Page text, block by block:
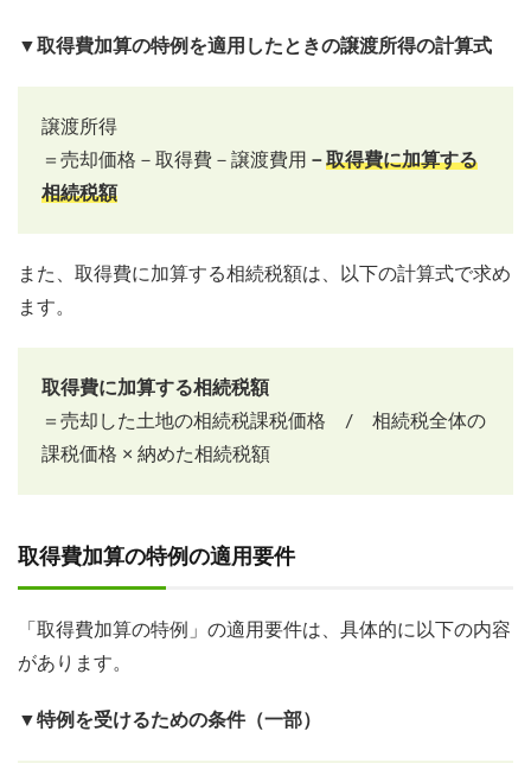
▼取得費加算の特例を適用したときの譲渡所得の計算式
譲渡所得
＝売却価格－取得費－譲渡費用 －取得費に加算する
相続税額
また、取得費に加算する相続税額は、以下の計算式で求め
ます。
取得費に加算する相続税額
＝売却した土地の相続税課税価格 / 相続税全体の
課税価格 × 納めた相続税額
取得費加算の特例の適用要件
「取得費加算の特例」の適用要件は、具体的に以下の内容
があります。
▼特例を受けるための条件（一部）